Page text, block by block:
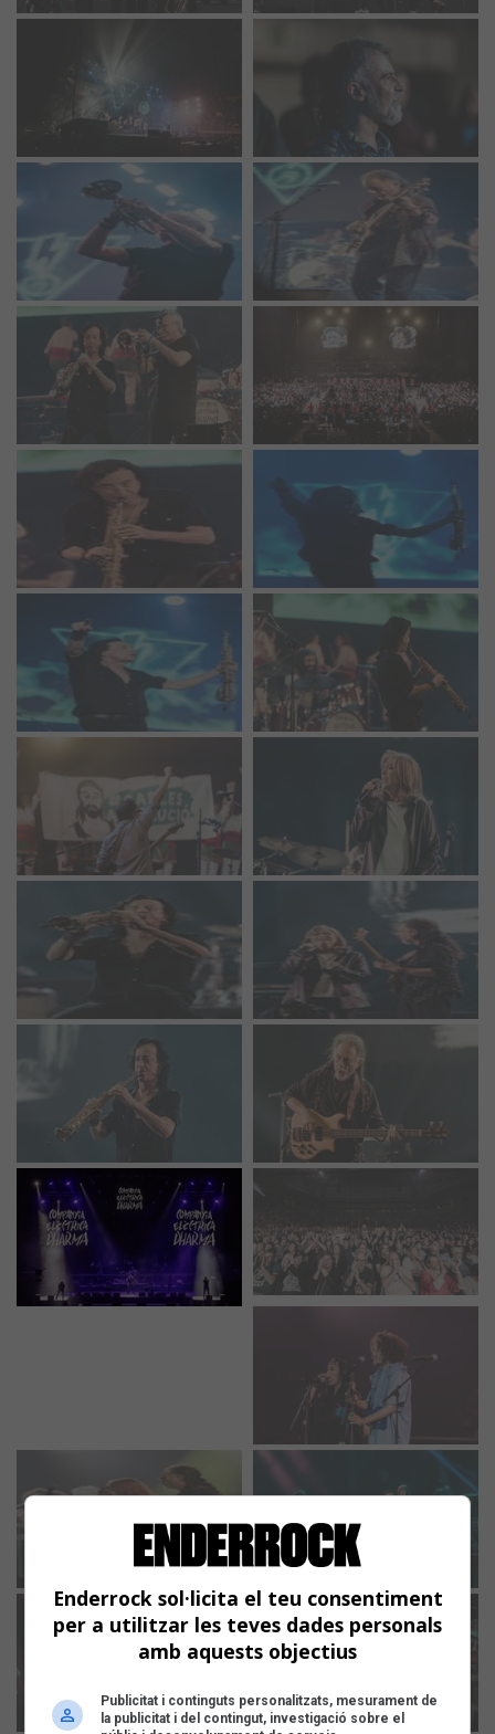
Enderrock sol·licita el teu consentiment
per a utilitzar les teves dades personals
amb aquests objectius
Publicitat i continguts personalitzats, mesurament de
la publicitat i del contingut, investigació sobre el